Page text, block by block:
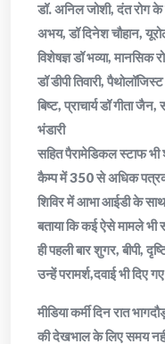
डॉ. अनिल जोशी, दंत रोग के
अभय, डॉ दिनेश चौहान,
विशेषज्ञ डॉ भव्या, मानसिक
डॉ डीपी तिवारी,
बिष्ट, प्राचार्य डॉ गीता
भंडारी
सहित पैरामेडिकल स्टाफ
कैम्प में 350 से अधिक
शिविर में आभा आईडी के साथ
बताया कि कई ऐसे मामले
ही पहली बार शुगर, बीपी,
उन्हें परामर्श,दवाई भी दिए
मीडिया कर्मी दिन रात
की देखभाल के लिए समय